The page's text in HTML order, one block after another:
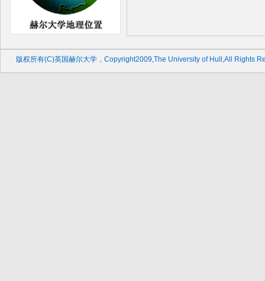
版权所有(C)英国赫尔大学，Copyright2009,The University of Hull,All Rights